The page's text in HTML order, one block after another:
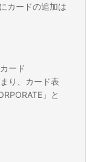
カードの追加は
ード
り、カード表
」と